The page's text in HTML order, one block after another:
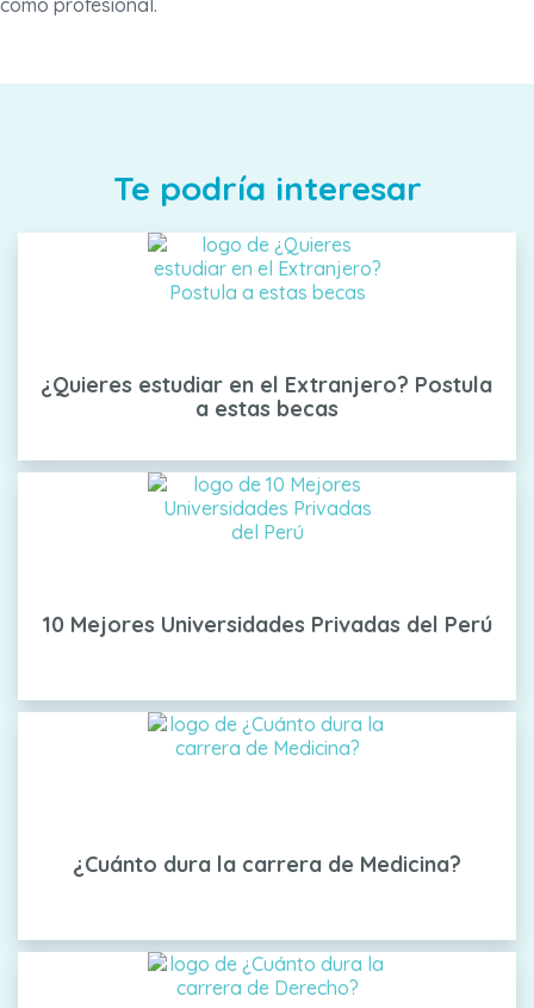
Te podría interesar
¿Quieres estudiar en el Extranjero? Postula
a estas becas
10 Mejores Universidades Privadas del Perú
¿Cuánto dura la carrera de Medicina?